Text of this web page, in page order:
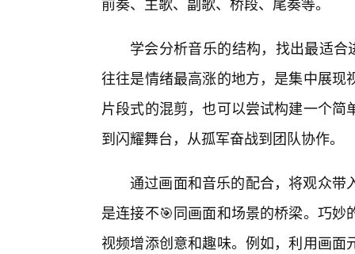
学会分析音乐的结构，找出最适合
往往是情绪最高涨的地方，是集中展
片段式的混剪，也可以尝试构建一个
到闪耀舞台，从孤军奋战到团队协作。
通过画面和音乐的配合，将观众带
是连接不🎯同画面和场景的桥梁。巧
视频增添创意和趣味。例如，利用画